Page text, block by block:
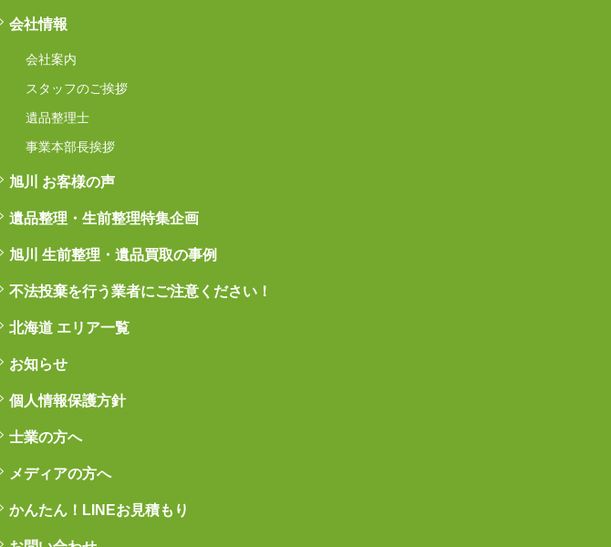
会社情報
会社案内
スタッフのご挨拶
遺品整理士
事業本部長挨拶
旭川 お客様の声
遺品整理・生前整理特集企画
旭川 生前整理・遺品買取の事例
不法投棄を行う業者にご注意ください！
北海道 エリア一覧
お知らせ
個人情報保護方針
士業の方へ
メディアの方へ
かんたん！LINEお見積もり